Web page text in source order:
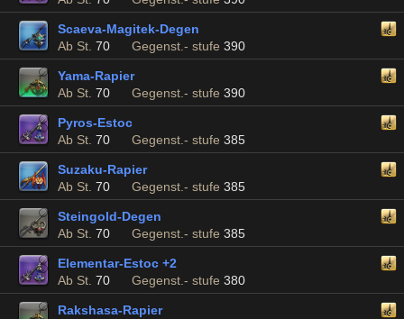
Scaeva-Magitek-Degen
Ab St. 70 Gegenst.- stufe 390
Yama-Rapier
Ab St. 70 Gegenst.- stufe 390
Pyros-Estoc
Ab St. 70 Gegenst.- stufe 385
Suzaku-Rapier
Ab St. 70 Gegenst.- stufe 385
Steingold-Degen
Ab St. 70 Gegenst.- stufe 385
Elementar-Estoc +2
Ab St. 70 Gegenst.- stufe 380
Rakshasa-Rapier